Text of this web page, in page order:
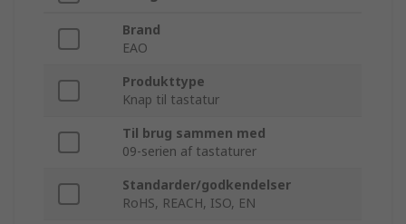
Brand
EAO
Produkttype
Knap til tastatur
Til brug sammen med
09-serien af tastaturer
Standarder/godkendelser
RoHS, REACH, ISO, EN